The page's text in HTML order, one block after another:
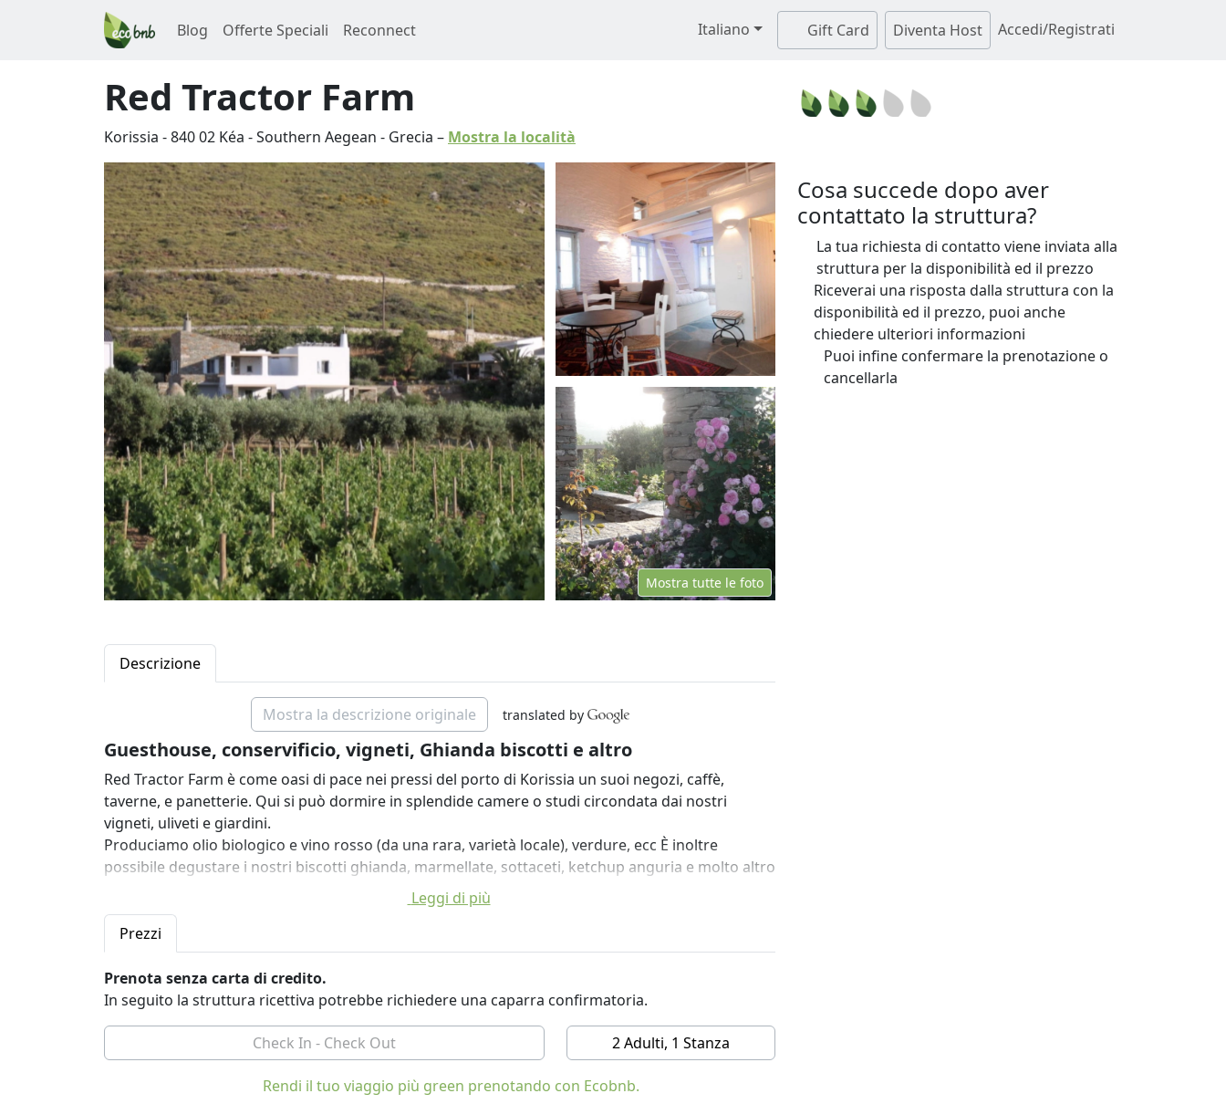
Blog Offerte Speciali Reconnect Italiano Gift Card Diventa Host Accedi/Registrati
Red Tractor Farm
Korissia -840 02 Kéa -Southern Aegean - Grecia – Mostra la località
Mostra tutte le foto
Descrizione
Mostra la descrizione originale translated by
Guesthouse, conservificio, vigneti, Ghianda biscotti e altro
Red Tractor Farm è come oasi di pace nei pressi del porto di Korissia un suoi negozi, caffè,
taverne, e panetterie. Qui si può dormire in splendide camere o studi circondata dai nostri
vigneti, uliveti e giardini.
Produciamo olio biologico e vino rosso (da una rara, varietà locale), verdure, ecc È inoltre
possibile degustare i nostri biscotti ghianda, marmellate, sottaceti, ketchup anguria e molto altro
Leggi di più
Prezzi
Prenota senza carta di credito.
In seguito la struttura ricettiva potrebbe richiedere una caparra confirmatoria.
2 Adulti, 1 Stanza
Rendi il tuo viaggio più green prenotando con Ecobnb.
Cosa succede dopo aver
contattato la struttura?
La tua richiesta di contatto viene inviata alla
struttura per la disponibilità ed il prezzo
Riceverai una risposta dalla struttura con la
disponibilità ed il prezzo, puoi anche
chiedere ulteriori informazioni
Puoi infine confermare la prenotazione o
cancellarla